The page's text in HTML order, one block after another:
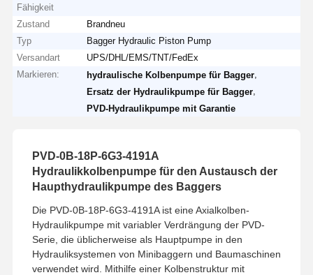
Fähigkeit
Zustand
Brandneu
Typ
Bagger Hydraulic Piston Pump
Versandart
UPS/DHL/EMS/TNT/FedEx
Markieren:
hydraulische Kolbenpumpe für Bagger
Ersatz der Hydraulikpumpe für Bagger
PVD-Hydraulikpumpe mit Garantie
PVD-0B-18P-6G3-4191A
Hydraulikkolbenpumpe für den Austausch der
Haupthydraulikpumpe des Baggers
Die PVD-0B-18P-6G3-4191A ist eine Axialkolben-
Hydraulikpumpe mit variabler Verdrängung der PVD-
Serie, die üblicherweise als Hauptpumpe in den
Hydrauliksystemen von Minibaggern und Baumaschinen
verwendet wird. Mithilfe einer Kolbenstruktur mit